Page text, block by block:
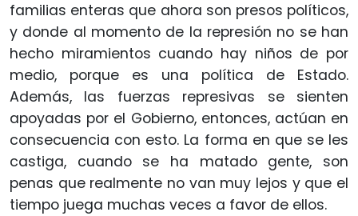
familias enteras que ahora son presos políticos,
y donde al momento de la represión no se han
hecho miramientos cuando hay niños de por
medio, porque es una política de Estado.
Además, las fuerzas represivas se sienten
apoyadas por el Gobierno, entonces, actúan en
consecuencia con esto. La forma en que se les
castiga, cuando se ha matado gente, son
penas que realmente no van muy lejos y que el
tiempo juega muchas veces a favor de ellos.